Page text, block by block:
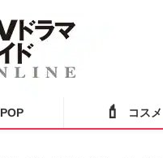
💄 コスメ